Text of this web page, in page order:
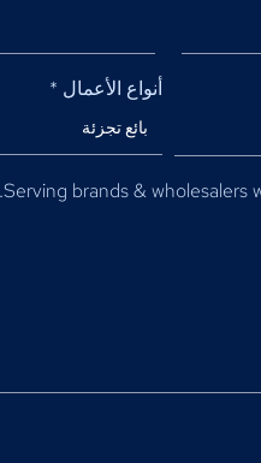
أنواع الأعمال *
Serving brands & wholesalers